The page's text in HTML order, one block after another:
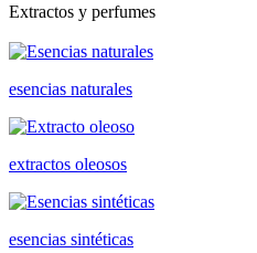
Extractos y perfumes
esencias naturales
extractos oleosos
esencias sintéticas